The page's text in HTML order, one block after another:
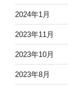
2024年1月
2023年11月
2023年10月
2023年8月